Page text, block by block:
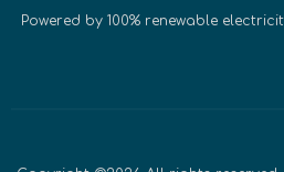
Powered by 100% renewable